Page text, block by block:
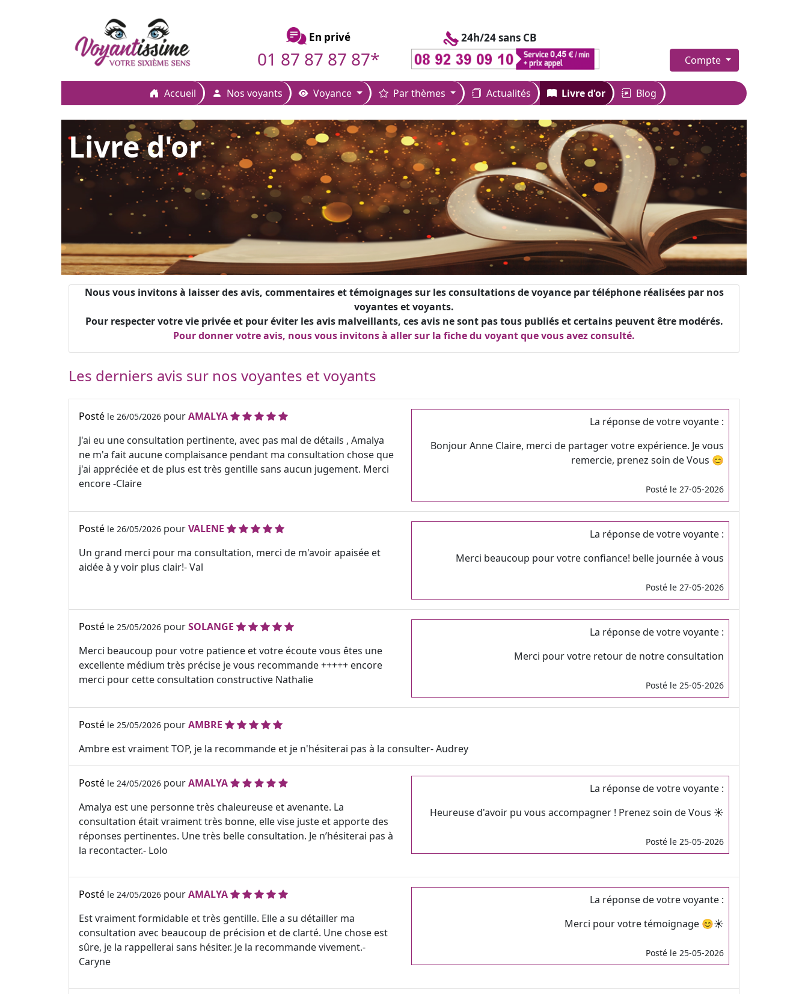
En privé
01 87 87 87 87*
24h/24 sans CB
Compte
Accueil Nos voyants Voyance Par thèmes Actualités Livre d'or Blog
Livre d'or
Nous vous invitons à laisser des avis, commentaires et témoignages sur les consultations de voyance par téléphone réalisées par nos
voyantes et voyants.
Pour respecter votre vie privée et pour éviter les avis malveillants, ces avis ne sont pas tous publiés et certains peuvent être modérés.
Pour donner votre avis, nous vous invitons à aller sur la fiche du voyant que vous avez consulté.
Les derniers avis sur nos voyantes et voyants
Posté le 26/05/2026 pourAMALYA
J'ai eu une consultation pertinente, avec pas mal de détails , Amalya
ne m'a fait aucune complaisance pendant ma consultation chose que
j'ai appréciée et de plus est très gentille sans aucun jugement. Merci
encore -Claire
La réponse de votre voyante :
Bonjour Anne Claire, merci de partager votre expérience. Je vous
remercie, prenez soin de Vous 😊
Posté le 27-05-2026
Posté le 26/05/2026 pourVALENE
Un grand merci pour ma consultation, merci de m'avoir apaisée et
aidée à y voir plus clair!- Val
La réponse de votre voyante :
Merci beaucoup pour votre confiance! belle journée à vous
Posté le 27-05-2026
Posté le 25/05/2026 pourSOLANGE
Merci beaucoup pour votre patience et votre écoute vous êtes une
excellente médium très précise je vous recommande +++++ encore
merci pour cette consultation constructive Nathalie
La réponse de votre voyante :
Merci pour votre retour de notre consultation
Posté le 25-05-2026
Posté le 25/05/2026 pourAMBRE
Ambre est vraiment TOP, je la recommande et je n'hésiterai pas à la consulter- Audrey
Posté le 24/05/2026 pourAMALYA
Amalya est une personne très chaleureuse et avenante. La
consultation était vraiment très bonne, elle vise juste et apporte des
réponses pertinentes. Une très belle consultation. Je n’hésiterai pas à
la recontacter.- Lolo
La réponse de votre voyante :
Heureuse d'avoir pu vous accompagner ! Prenez soin de Vous ☀️
Posté le 25-05-2026
Posté le 24/05/2026 pourAMALYA
Est vraiment formidable et très gentille. Elle a su détailler ma
consultation avec beaucoup de précision et de clarté. Une chose est
sûre, je la rappellerai sans hésiter. Je la recommande vivement.-
Caryne
La réponse de votre voyante :
Merci pour votre témoignage 😊☀️
Posté le 25-05-2026